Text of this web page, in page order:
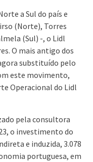
a Sul do país e
(Norte), Torres
(Sul) -, o Lidl
O mais antigo dos
substituído pelo
este movimento,
Operacional do Lidl
pela consultora
o investimento do
e induzida, 3.078
portuguesa, em